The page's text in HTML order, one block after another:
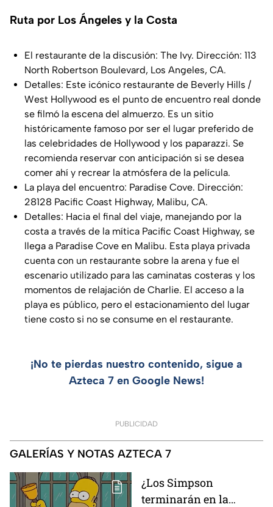
Ruta por Los Ángeles y la Costa
El restaurante de la discusión: The Ivy. Dirección: 113
North Robertson Boulevard, Los Angeles, CA.
Detalles: Este icónico restaurante de Beverly Hills /
West Hollywood es el punto de encuentro real donde
se filmó la escena del almuerzo. Es un sitio
históricamente famoso por ser el lugar preferido de
las celebridades de Hollywood y los paparazzi. Se
recomienda reservar con anticipación si se desea
comer ahí y recrear la atmósfera de la película.
La playa del encuentro: Paradise Cove. Dirección:
28128 Pacific Coast Highway, Malibu, CA.
Detalles: Hacia el final del viaje, manejando por la
costa a través de la mítica Pacific Coast Highway, se
llega a Paradise Cove en Malibu. Esta playa privada
cuenta con un restaurante sobre la arena y fue el
escenario utilizado para las caminatas costeras y los
momentos de relajación de Charlie. El acceso a la
playa es público, pero el estacionamiento del lugar
tiene costo si no se consume en el restaurante.
¡No te pierdas nuestro contenido, sigue a
Azteca 7 en Google News!
PUBLICIDAD
GALERÍAS Y NOTAS AZTECA 7
¿Los Simpson
terminarán en la